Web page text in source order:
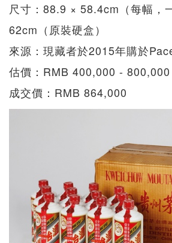
尺寸：88.9 × 58.4cm（每幅，
62cm（原裝硬盒）
來源：現藏者於2015年購於
估價：RMB 400,000 - 800,000
成交價：RMB 864,000